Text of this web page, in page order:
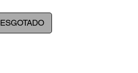
ESGOTADO